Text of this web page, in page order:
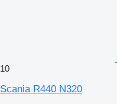
10
Scania R440 N320